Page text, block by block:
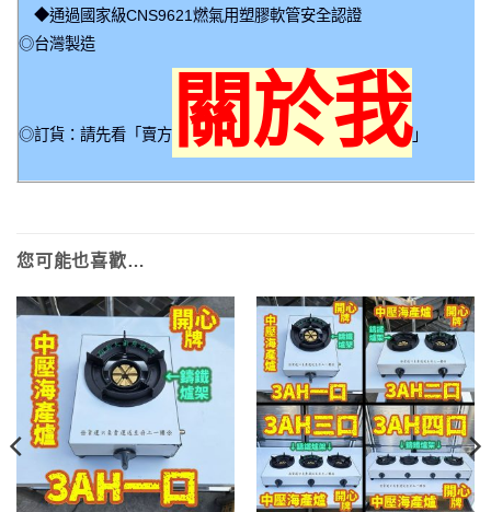
◆通過國家級CNS9621燃氣用塑膠軟管安全認證
◎台灣製造
◎訂貨 ：請先看「賣方 關於我」
您可能也喜歡…